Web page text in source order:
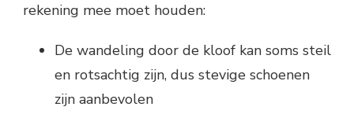
rekening mee moet houden:
De wandeling door de kloof kan soms steil
en rotsachtig zijn, dus stevige schoenen
zijn aanbevolen